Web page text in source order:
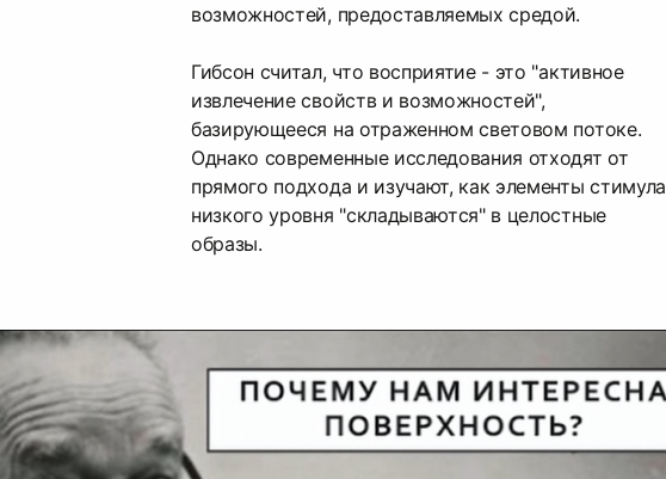
возможностей, предоставляемых средой.
Гибсон считал, что восприятие - это "активное
извлечение свойств и возможностей",
базирующееся на отраженном световом потоке.
Однако современные исследования отходят от
прямого подхода и изучают, как элементы стимула
низкого уровня "складываются" в целостные
образы.